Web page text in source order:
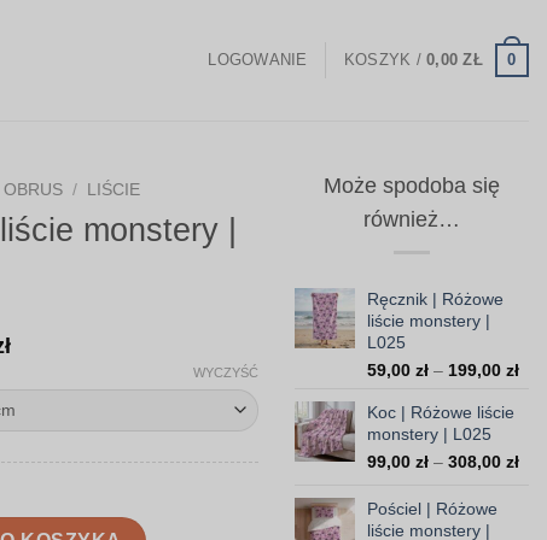
LOGOWANIE KOSZYK /0,00ZŁ 0
OBRUS / LIŚCIE
monstery |
Zakres
od
108,00 zł
do
WYCZYŚĆ
| L025
Może spodoba się
również…
Ręcznik | Różowe
liście monstery |
L025
59,00 zł – 199,00 zł
do
Koc | Różowe liście
monstery | L025
99,00 zł – 308,00 zł
Pościel | Różowe
liście monstery |